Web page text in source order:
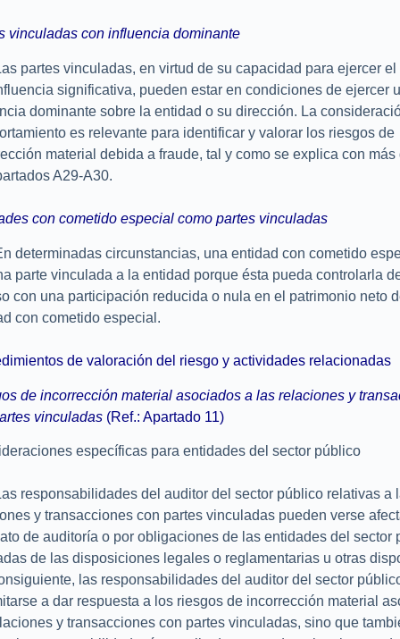
vinculadas con influencia dominante
partes vinculadas, en virtud de su capacidad para ejercer el
significativa, pueden estar en condiciones de ejercer
dominante sobre la entidad o su dirección. La
es relevante para identificar y valorar los riesgos de
material debida a fraude, tal y como se explica con más
A29-A30.
con cometido especial como partes vinculadas
determinadas circunstancias, una entidad con cometido
parte vinculada a la entidad porque ésta pueda controlarla
con una participación reducida o nula en el patrimonio neto
con cometido especial.
de valoración del riesgo y actividades relacionadas
de incorrección material asociados a las relaciones y
vinculadas (Ref.: Apartado 11)
específicas para entidades del sector público
responsabilidades del auditor del sector público relativas a
y transacciones con partes vinculadas pueden verse
de auditoría o por obligaciones de las entidades del sector
de las disposiciones legales o reglamentarias u otras
las responsabilidades del auditor del sector
a dar respuesta a los riesgos de incorrección material
y transacciones con partes vinculadas, sino que